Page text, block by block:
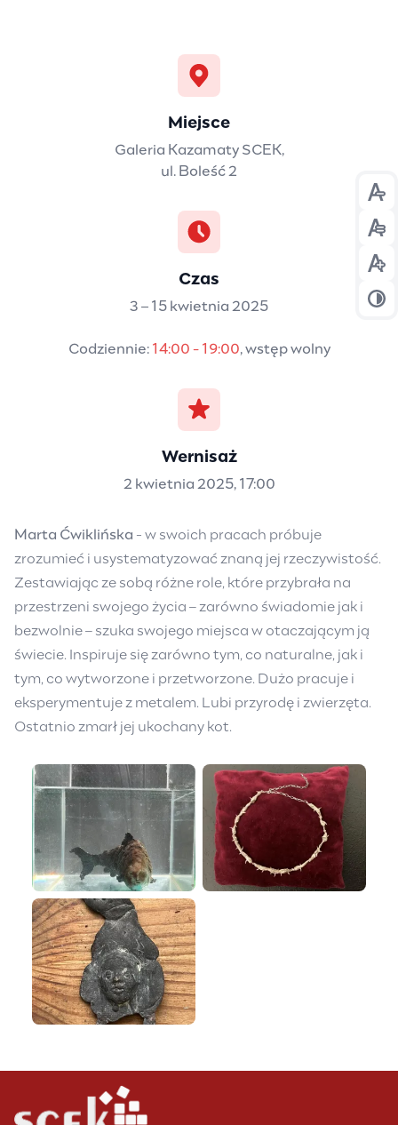
Miejsce
Galeria Kazamaty SCEK,
ul. Boleść 2
Czas
3 – 15 kwietnia 2025
Codziennie: 14:00 - 19:00, wstęp wolny
Wernisaż
2 kwietnia 2025, 17:00
Marta Ćwiklińska - w swoich pracach próbuje
zrozumieć i usystematyzować znaną jej rzeczywistość.
Zestawiając ze sobą różne role, które przybrała na
przestrzeni swojego życia – zarówno świadomie jak i
bezwolnie – szuka swojego miejsca w otaczającym ją
świecie. Inspiruje się zarówno tym, co naturalne, jak i
tym, co wytworzone i przetworzone. Dużo pracuje i
eksperymentuje z metalem. Lubi przyrodę i zwierzęta.
Ostatnio zmarł jej ukochany kot.